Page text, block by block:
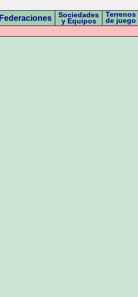
Federaciones Sociedades
y Equipos
Terrenos
de juego